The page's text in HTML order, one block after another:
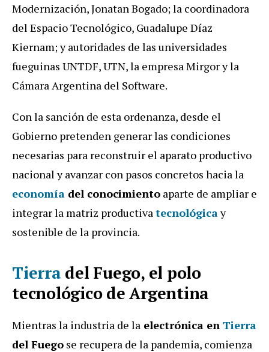
Modernización, Jonatan Bogado; la coordinadora
del Espacio Tecnológico, Guadalupe Díaz
Kiernam; y autoridades de las universidades
fueguinas UNTDF, UTN, la empresa Mirgor y la
Cámara Argentina del Software.
Con la sanción de esta ordenanza, desde el
Gobierno pretenden generar las condiciones
necesarias para reconstruir el aparato productivo
nacional y avanzar con pasos concretos hacia la
economía del conocimiento aparte de ampliar e
integrar la matriz productivatecnológicay
sostenible de la provincia.
Tierra del Fuego, el polo
tecnológico de Argentina
Mientras la industria de la electrónica en Tierra
del Fuego se recupera de la pandemia, comienza